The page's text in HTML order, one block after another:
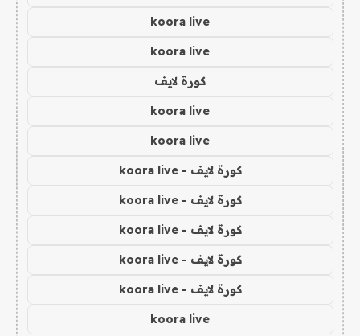
koora live
koora live
كورة لايف
koora live
koora live
كورة لايف - koora live
كورة لايف - koora live
كورة لايف - koora live
كورة لايف - koora live
كورة لايف - koora live
koora live